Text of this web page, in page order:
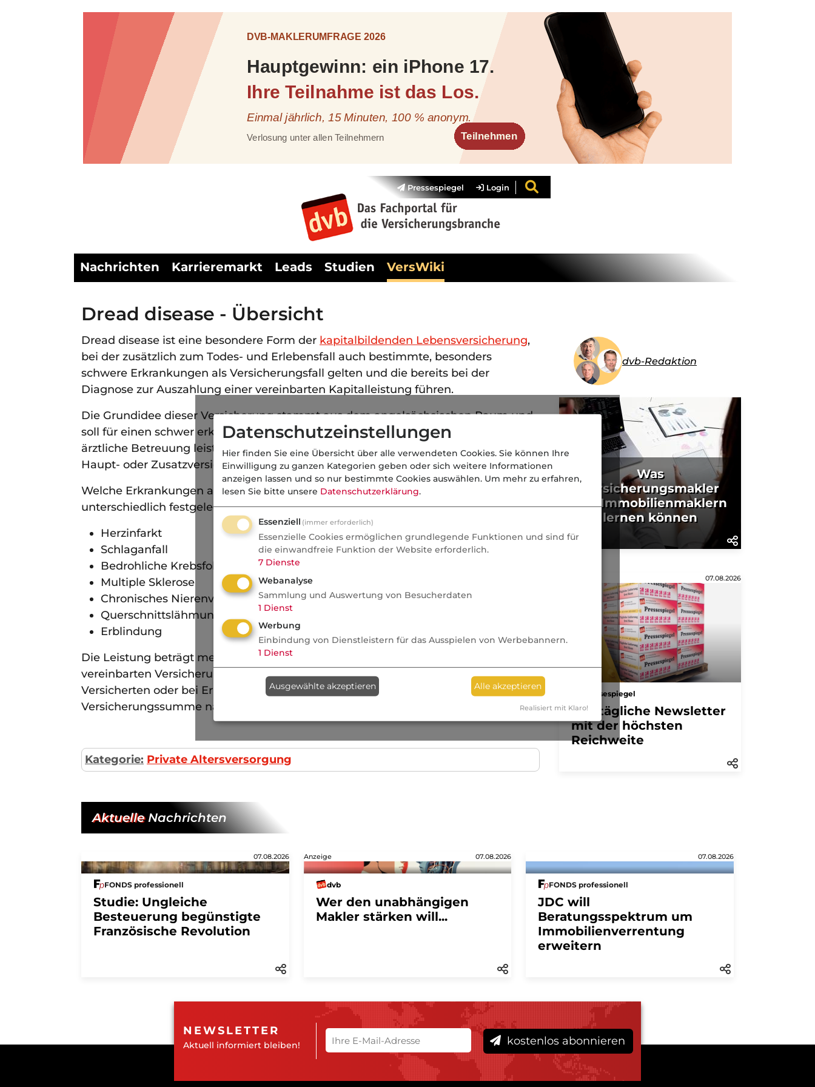
Pressespiegel Login
Nachrichten Karrieremarkt Leads Studien VersWiki
Dread disease - Übersicht
Dread disease ist eine besondere Form der kapitalbildenden Lebensversicherung,
bei der zusätzlich zum Todes- und Erlebensfall auch bestimmte, besonders
schwere Erkrankungen als Versicherungsfall gelten und die bereits bei der
Diagnose zur Auszahlung einer vereinbarten Kapitalleistung führen.
Die Grundidee dieser Versicherung stammt aus dem angelsächsischen Raum und
soll für einen schwer erkrankten Menschen sicherstellen, sich eine angemessene
ärztliche Betreuung leisten zu können. Die Draed--Disease-Versicherung kann als
Haupt- oder Zusatzversicherung abgeschlossen werden.
Welche Erkrankungen als Versicherungsfall gelten, ist je nach Versicherer
unterschiedlich festgelegt. In der Regel zählen hierzu folgende Erkrankungen:
Herzinfarkt
Schlaganfall
Bedrohliche Krebsfolgen
Multiple Sklerose
Chronisches Nierenversagen
Querschnittslähmung
Erblindung
Die Leistung beträgt meistens einen bestimmten prozentualen Anteil der
vereinbarten Versicherungssumme. Bei anschließendem Versterben des
Versicherten oder bei Erleben des Ablauftermins wird die Differenz zur
Versicherungssumme nachgezahlt.
Kategorie: Private Altersversorgung
dvb-Redaktion
Was
Versicherungsmakler
von Immobilienmaklern
lernen können
KI
07.08.2026
Pressespiegel
Der tägliche Newsletter
mit der höchsten
Reichweite
AktuelleNachrichten
07.08.2026
FONDS professionell
Studie: Ungleiche
Besteuerung begünstigte
Französische Revolution
Anzeige 07.08.2026
dvb
Wer den unabhängigen
Makler stärken will...
07.08.2026
FONDS professionell
JDC will
Beratungsspektrum um
Immobilienverrentung
erweitern
NEWSLETTER
Aktuell informiert bleiben! kostenlos abonnieren
Datenschutzeinstellungen
Hier finden Sie eine Übersicht über alle verwendeten Cookies. Sie können Ihre
Einwilligung zu ganzen Kategorien geben oder sich weitere Informationen
anzeigen lassen und so nur bestimmte Cookies auswählen. Um mehr zu erfahren,
lesen Sie bitte unsere Datenschutzerklärung.
Essenziell (immer erforderlich)
Essenzielle Cookies ermöglichen grundlegende Funktionen und sind für
die einwandfreie Funktion der Website erforderlich.
7 Dienste
Webanalyse
Sammlung und Auswertung von Besucherdaten
1 Dienst
Werbung
Einbindung von Dienstleistern für das Ausspielen von Werbebannern.
1 Dienst
Ausgewählte akzeptieren Alle akzeptieren
Realisiert mit Klaro!